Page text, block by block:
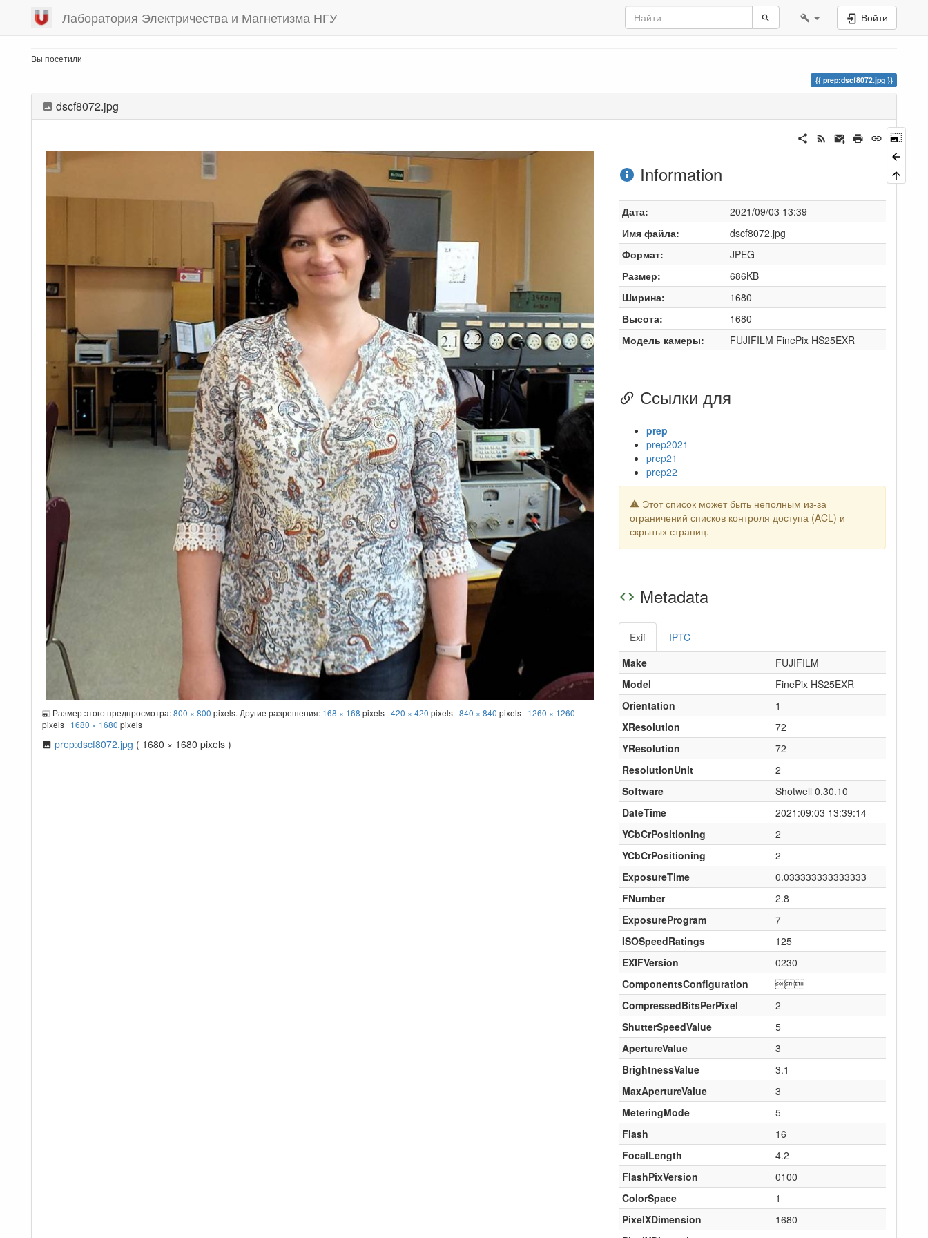
Лаборатория Электричества и Магнетизма НГУ Войти
Вы посетили
prep:dscf8072.jpg
dscf8072.jpg
Размер этого предпросмотра:800 × 800 pixels. Другие разрешения: 168 × 168 pixels 420 × 420 pixels 840 × 840 pixels 1260 × 1260
pixels 1680 × 1680 pixels
prep:dscf8072.jpg ( 1680 × 1680 pixels )
Information
Дата:
2021/09/03 13:39
Имя файла:
dscf8072.jpg
Формат:
JPEG
Размер:
686KB
Ширина:
1680
Высота:
1680
Модель камеры:
FUJIFILM FinePix HS25EXR
Ссылки для
prep
prep2021
prep21
prep22
Этот список может быть неполным из-за
ограничений списков контроля доступа (ACL) и
скрытых страниц.
Metadata
Exif
IPTC
Make
FUJIFILM
Model
FinePix HS25EXR
Orientation
1
XResolution
72
YResolution
72
ResolutionUnit
2
Software
Shotwell 0.30.10
DateTime
2021:09:03 13:39:14
YCbCrPositioning
2
YCbCrPositioning
2
ExposureTime
0.033333333333333
FNumber
2.8
ExposureProgram
7
ISOSpeedRatings
125
EXIFVersion
0230
ComponentsConfiguration

CompressedBitsPerPixel
2
ShutterSpeedValue
5
ApertureValue
3
BrightnessValue
3.1
MaxApertureValue
3
MeteringMode
5
Flash
16
FocalLength
4.2
FlashPixVersion
0100
ColorSpace
1
PixelXDimension
1680